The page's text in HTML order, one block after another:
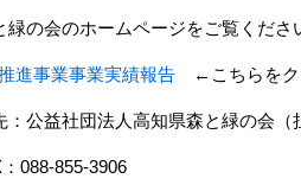
緑の会のホームページをご覧くださ
進事業事業実績報告 ←こちらをク
：公益社団法人高知県森と緑の会（
088-855-3906